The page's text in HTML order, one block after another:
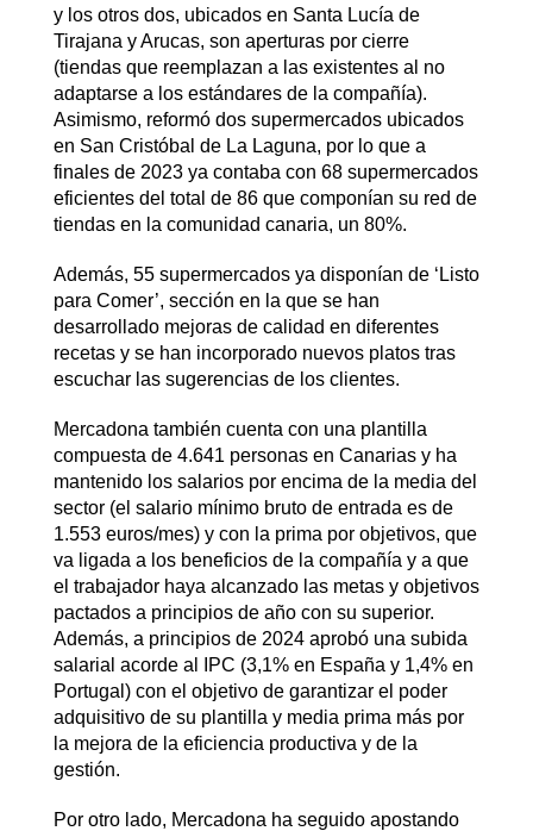
y los otros dos, ubicados en Santa Lucía de
Tirajana y Arucas, son aperturas por cierre
(tiendas que reemplazan a las existentes al no
adaptarse a los estándares de la compañía).
Asimismo, reformó dos supermercados ubicados
en San Cristóbal de La Laguna, por lo que a
finales de 2023 ya contaba con 68 supermercados
eficientes del total de 86 que componían su red de
tiendas en la comunidad canaria, un 80%.
Además, 55 supermercados ya disponían de ‘Listo
para Comer’, sección en la que se han
desarrollado mejoras de calidad en diferentes
recetas y se han incorporado nuevos platos tras
escuchar las sugerencias de los clientes.
Mercadona también cuenta con una plantilla
compuesta de 4.641 personas en Canarias y ha
mantenido los salarios por encima de la media del
sector (el salario mínimo bruto de entrada es de
1.553 euros/mes) y con la prima por objetivos, que
va ligada a los beneficios de la compañía y a que
el trabajador haya alcanzado las metas y objetivos
pactados a principios de año con su superior.
Además, a principios de 2024 aprobó una subida
salarial acorde al IPC (3,1% en España y 1,4% en
Portugal) con el objetivo de garantizar el poder
adquisitivo de su plantilla y media prima más por
la mejora de la eficiencia productiva y de la
gestión.
Por otro lado, Mercadona ha seguido apostando